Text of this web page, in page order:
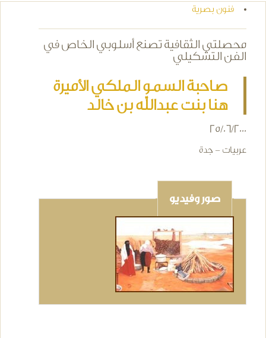
فنون بصرية
محصلتي الثقافية تصنع أسلوبي الخاص في
الفن التشكيلي
صاحبة السمو الملكي الأميرة
هنا بنت عبدالله بن خالد
25/06/2000
عربيات - جدة
صور وفيديو